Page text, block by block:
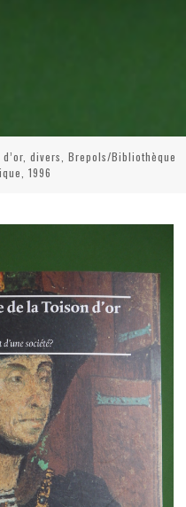
divers, Brepols/Bibliothèque
1996